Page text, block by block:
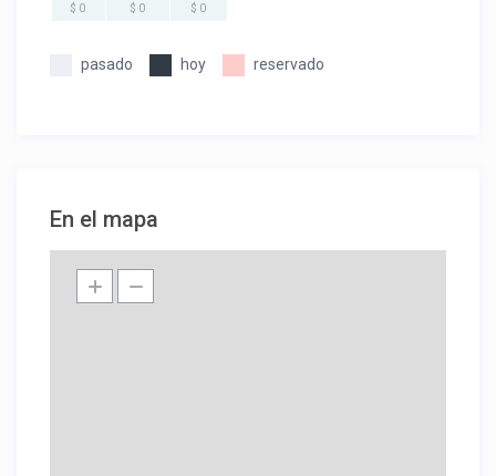
$ 0 $ 0 $ 0
pasado hoy reservado
En el mapa